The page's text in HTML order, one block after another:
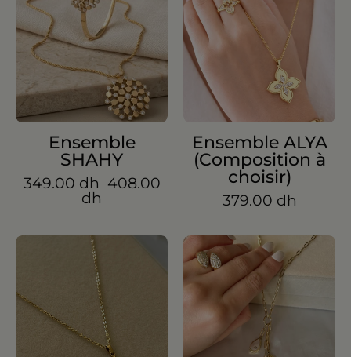
Ensemble
SHAHY
349.00 dh 408.00
dh
(Composition
à
choisir)
Ensemble ALYA
(Composition à
choisir)
379.00 dh
Ensemble
AYUR
Ensemble
DROP